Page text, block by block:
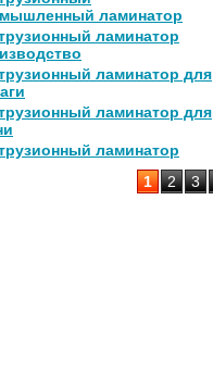
ламинатор
ламинатор
ламинатор для
ламинатор для
ламинатор
1
2 3